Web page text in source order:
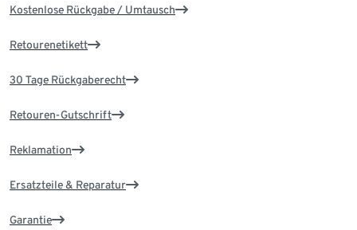
Kostenlose Rückgabe / Umtausch
Retourenetikett
30 Tage Rückgaberecht
Retouren-Gutschrift
Reklamation
Ersatzteile & Reparatur
Garantie